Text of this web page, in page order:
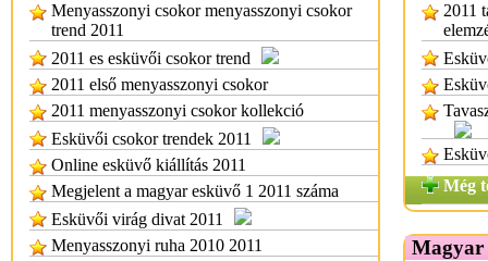
Menyasszonyi csokor menyasszonyi csokor
trend 2011
2011 es esküvői csokor trend
2011 első menyasszonyi csokor
2011 menyasszonyi csokor kollekció
Esküvői csokor trendek 2011
Online esküvő kiállítás 2011
Megjelent a magyar esküvő 1 2011 száma
Esküvői virág divat 2011
Menyasszonyi ruha 2010 2011
2011
Még
Magyar